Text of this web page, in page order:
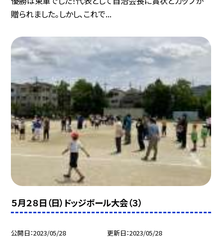
贈られました。しかし、これで...
５月２８日（日）ドッジボール大会（３）
公開日 2023/05/28 更新日 2023/05/28